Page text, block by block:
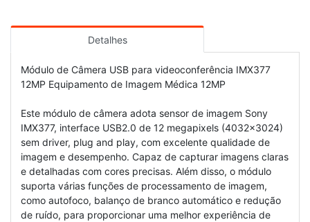
Detalhes
Módulo de Câmera USB para videoconferência IMX377
12MP Equipamento de Imagem Médica 12MP
Este módulo de câmera adota sensor de imagem Sony
IMX377, interface USB2.0 de 12 megapixels (4032x3024)
sem driver, plug and play, com excelente qualidade de
imagem e desempenho. Capaz de capturar imagens claras
e detalhadas com cores precisas. Além disso, o módulo
suporta várias funções de processamento de imagem,
como autofoco, balanço de branco automático e redução
de ruído, para proporcionar uma melhor experiência de